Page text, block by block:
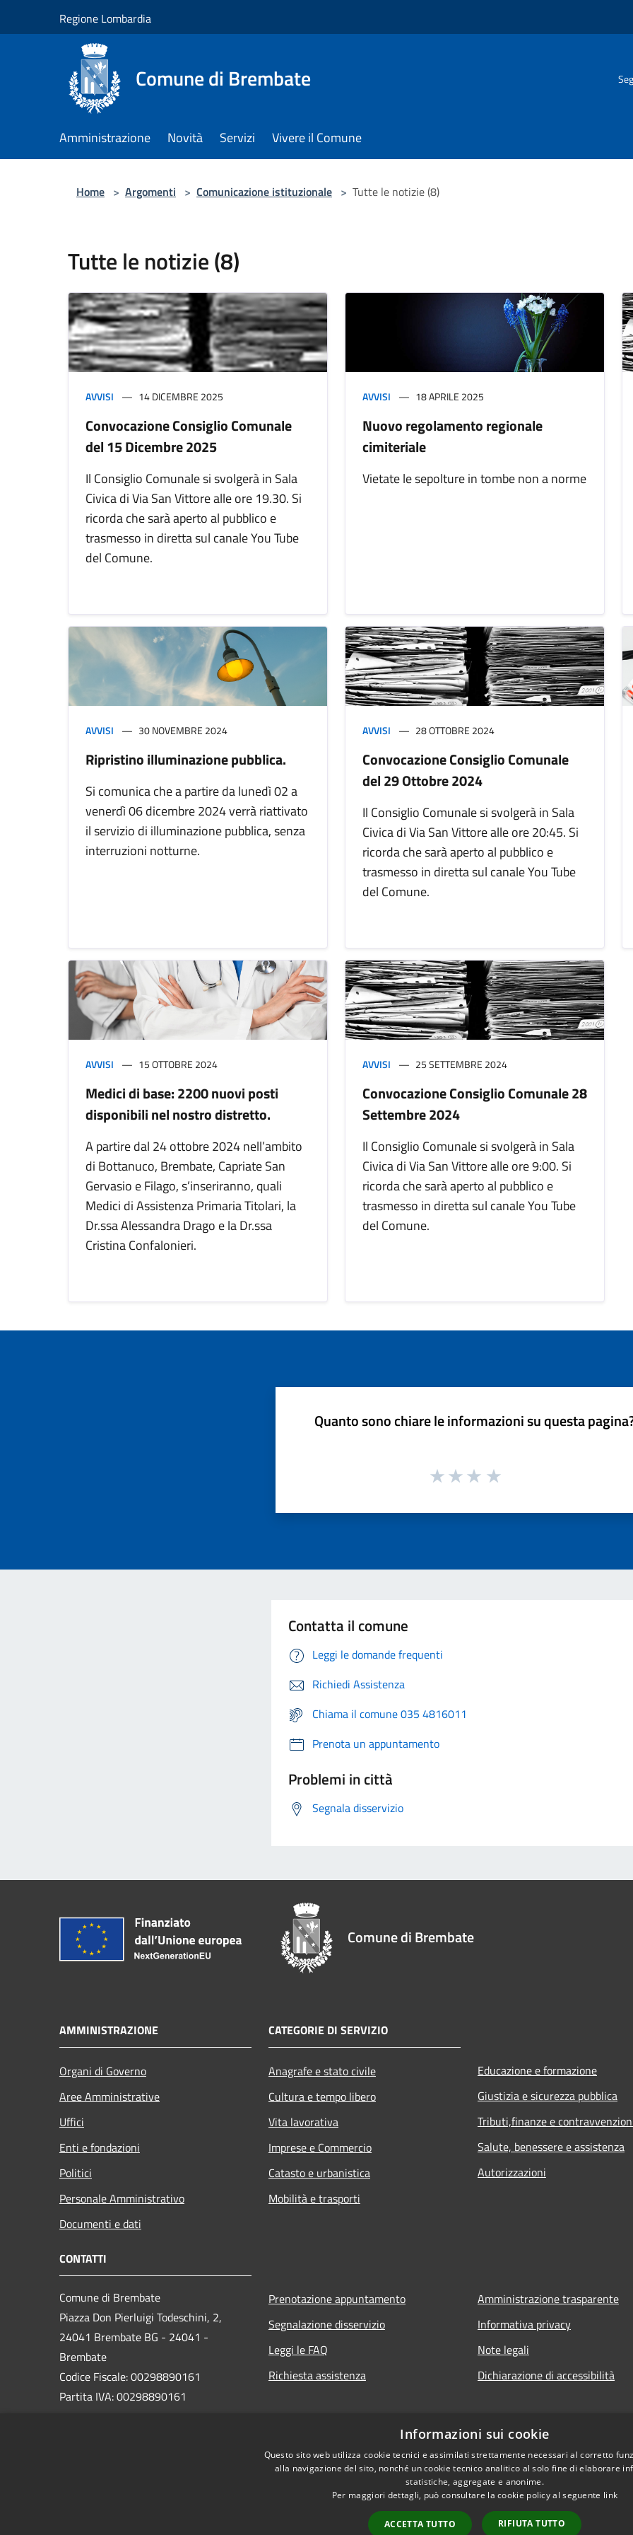
Regione Lombardia
Comune di Brembate
Amministrazione Novità Servizi Vivere il Comune
Home > Argomenti > Comunicazione istituzionale > Tutte le notizie (8)
Tutte le notizie (8)
AVVISI 14 DICEMBRE 2025
Convocazione Consiglio Comunale
del 15 Dicembre 2025
Il Consiglio Comunale si svolgerà in Sala
Civica di Via San Vittore alle ore 19.30. Si
ricorda che sarà aperto al pubblico e
trasmesso in diretta sul canale You Tube
del Comune.
AVVISI 18 APRILE 2025
Nuovo regolamento regionale
cimiteriale
Vietate le sepolture in tombe non a norme
AVVISI 30 NOVEMBRE 2024
Ripristino illuminazione pubblica.
Si comunica che a partire da lunedì 02 a
venerdì 06 dicembre 2024 verrà riattivato
il servizio di illuminazione pubblica, senza
interruzioni notturne.
AVVISI 28 OTTOBRE 2024
Convocazione Consiglio Comunale
del 29 Ottobre 2024
Il Consiglio Comunale si svolgerà in Sala
Civica di Via San Vittore alle ore 20:45. Si
ricorda che sarà aperto al pubblico e
trasmesso in diretta sul canale You Tube
del Comune.
AVVISI 15 OTTOBRE 2024
Medici di base: 2200 nuovi posti
disponibili nel nostro distretto.
A partire dal 24 ottobre 2024 nell’ambito
di Bottanuco, Brembate, Capriate San
Gervasio e Filago, s’inseriranno, quali
Medici di Assistenza Primaria Titolari, la
Dr.ssa Alessandra Drago e la Dr.ssa
Cristina Confalonieri.
AVVISI 25 SETTEMBRE 2024
Convocazione Consiglio Comunale 28
Settembre 2024
Il Consiglio Comunale si svolgerà in Sala
Civica di Via San Vittore alle ore 9:00. Si
ricorda che sarà aperto al pubblico e
trasmesso in diretta sul canale You Tube
del Comune.
Quanto sono chiare le informazioni su questa
Contatta il comune
Leggi le domande frequenti
Richiedi Assistenza
Chiama il comune 035 4816011
Prenota un appuntamento
Problemi in città
Segnala disservizio
Comune di Brembate
AMMINISTRAZIONE
Organi di Governo
Aree Amministrative
Uffici
Enti e fondazioni
Politici
Personale Amministrativo
Documenti e dati
CATEGORIE DI SERVIZIO
Anagrafe e stato civile
Cultura e tempo libero
Vita lavorativa
Imprese e Commercio
Catasto e urbanistica
Mobilità e trasporti
Educazione e formazione
Giustizia e sicurezza pubblica
Tributi,finanze e
Salute, benessere e assistenza
Autorizzazioni
CONTATTI
Comune di Brembate
Piazza Don Pierluigi Todeschini, 2,
24041 Brembate BG - 24041 -
Brembate
Codice Fiscale: 00298890161
Partita IVA: 00298890161
Prenotazione appuntamento
Segnalazione disservizio
Leggi le FAQ
Richiesta assistenza
Amministrazione trasparente
Informativa privacy
Note legali
Dichiarazione di accessibilità
Informazioni sui cookie
Questo sito web utilizza cookie tecnici e assimilati strettamente necessari al corretto
alla navigazione del sito, nonché un cookie tecnico analitico al solo fine di elaborare
statistiche, aggregate e anonime.
Per maggiori dettagli, può consultare la cookie policy al seguente link
ACCETTA TUTTO RIFIUTA TUTTO